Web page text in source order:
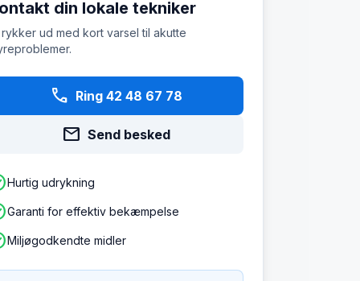
din lokale tekniker
ud med kort varsel til akutte
phone Ring 42 48 67 78
mail Send besked
Hurtig udrykning
Garanti for effektiv bekæmpelse
Miljøgodkendte midler